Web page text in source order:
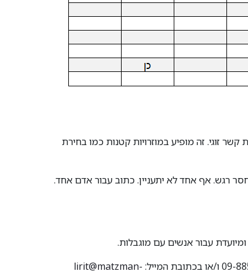
זוגי. זה מופיע במוזרויות קטנות כמו בחירת
רגש. אף אחד לא יתעניין. כתוב עבור אדם אחד.
עבור אנשים עם מוגבלות.
lirit@matzman-